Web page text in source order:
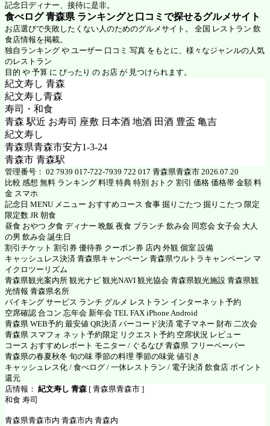
記念日ディナー、接待に是非。
食べログ 青森県 ランキングと口コミで探せるグルメサイト
お店選びで失敗したくない人のためのグルメサイト。 全国 レストラン 飲
食店情報を掲載。
独自ランキング や ユーザー 口コミ 写真 をもとに、様々なジャンルの人気
のレストラン
目的 や 予算 に ぴったり の お店 が 見つけられます。
紀文寿し 青森
紀文寿し青森
寿司・和食
青森 駅近 お寿司 座敷 日本酒 地酒 田酒 豊盃 亀吉
紀文寿し
青森県青森市安方1‐3‐24
青森市 青森駅
管理番号： 02 7939 017-722-7939 722 017 青森県青森市 2026.07.20
比較 感想 無料 ランキング 料理 特典 特別 おトク 割引 価格 価格帯 金額 料
金 スマホ
記念日 MENU メニュー おすすめコース 食事 掘りごたつ 掘りこたつ 限定
限定数 JR 朝食
昼食 おやつ 夕食 ディナー 晩飯 夜食 ブランチ 飲み会 同窓会 女子会 大人
の男 飲み会 誕生日
割引チケット 割引券 優待券 クーポン券 店内 外観 個室 設備
キャッシュレス決済 青森県キャンペーン 青森県ウルトラキャンペーン マ
イクロツーリズム
青森県観光案内所 観光ナビ 観光NAVI 観光協会 青森県観光施設 青森県観
光情報 青森県名所
バイキング サービス ランチ グルメ レストラン インターネット予約
空席確認 合コン 忘年会 新年会 TEL FAX iPhone Android
青森県 WEB予約 最安値 QR決済 バーコード決済 電子マネー 財布 二次会
青森県 スマフォ ネット予約限定 リクエスト予約 空席状況 レビュー
コース おすすめレポート モニター / ぐるなび 青森県 フリーペーパー
青森県の春夏秋冬 旬の味 季節の料理 季節の味覚 値引き
キャッシュレス化 / 食べログ / 一休レストラン / 電子決済 飲食店 ポイント
還元
店情報： 紀文寿し 青森 [ 青森県青森市 ]
和食 寿司
青森県青森市内 青森市内 青森内